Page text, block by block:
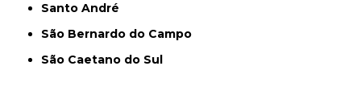
Santo André
São Bernardo do Campo
São Caetano do Sul